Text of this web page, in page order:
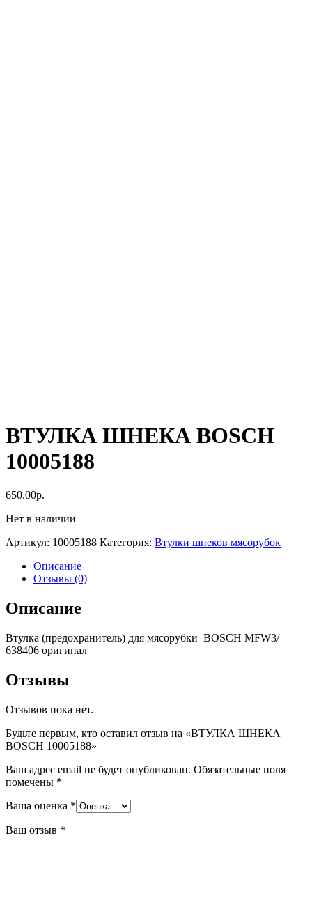
ВТУЛКА ШНЕКА BOSCH
10005188
650.00р.
Нет в наличии
Артикул: 10005188 Категория: Втулки шнеков мясорубок
Описание
Отзывы (0)
Описание
Втулка (предохранитель) для мясорубки BOSCH MFW3/
638406 оригинал
Отзывы
Отзывов пока нет.
Будьте первым, кто оставил отзыв на «ВТУЛКА ШНЕКА
BOSCH 10005188»
Ваш адрес email не будет опубликован. Обязательные поля
помечены *
Ваша оценка *
Ваш отзыв *